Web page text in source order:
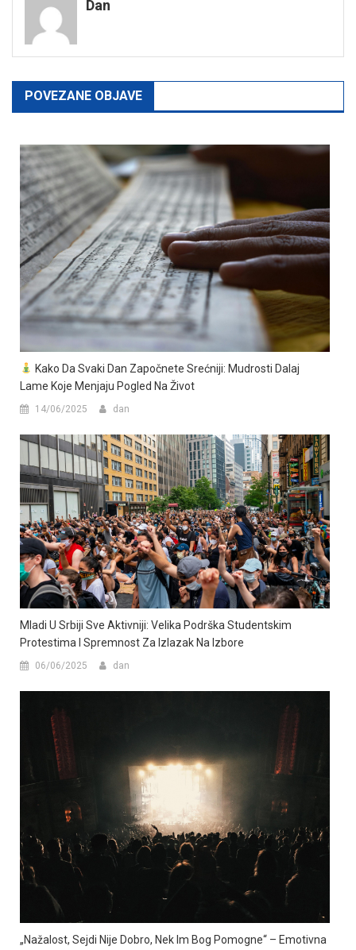
Dan
POVEZANE OBJAVE
Kako Da Svaki Dan Započnete Srećniji: Mudrosti Dalaj
Lame Koje Menjaju Pogled Na Život
14/06/2025 dan
Mladi U Srbiji Sve Aktivniji: Velika Podrška Studentskim
Protestima I Spremnost Za Izlazak Na Izbore
06/06/2025 dan
„Nažalost, Sejdi Nije Dobro, Nek Im Bog Pomogne“ – Emotivna